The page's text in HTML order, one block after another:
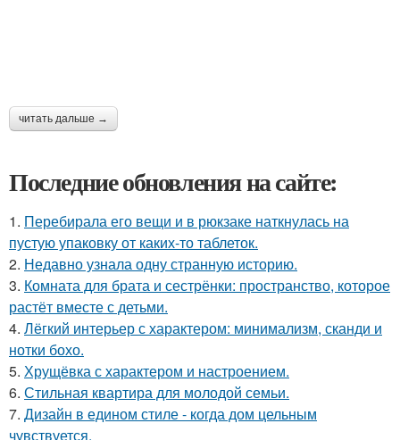
читать дальше →
Последние обновления на сайте:
1. Перебирала его вещи и в рюкзаке наткнулась на
пустую упаковку от каких-то таблеток.
2. Недавно узнала одну странную историю.
3. Комната для брата и сестрёнки: пространство, которое
растёт вместе с детьми.
4. Лёгкий интерьер с характером: минимализм, сканди и
нотки бохо.
5. Хрущёвка с характером и настроением.
6. Стильная квартира для молодой семьи.
7. Дизайн в едином стиле - когда дом цельным
чувствуется.